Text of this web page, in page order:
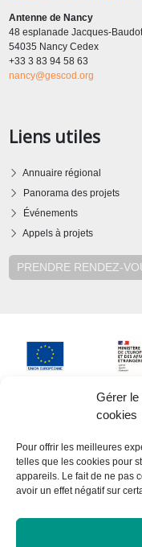
Gérer le
cookies
Pour offrir les meilleures
telles que les cookies pour
appareils. Le fait de ne pas
avoir un effet négatif sur
Antenne de Nancy
48 esplanade Jacques-Baudot
54035 Nancy Cedex
+33 3 83 94 58 63
nancy@gescod.org
Liens utiles
Annuaire régional
Panorama des projets
Événements
Appels à projets
PRENDRE RENDEZ-